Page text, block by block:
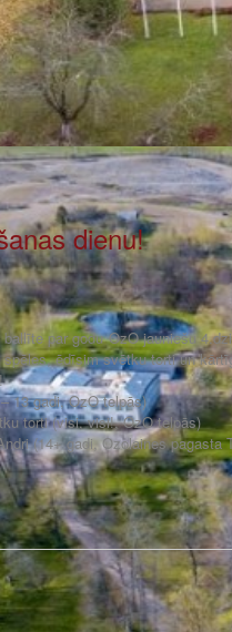
dienu!
par godu OzO jauniešu
ēdīsim svētku torti un
13 gadi, OzO telpās)
torti (visi, visi!, OzO telpās)
(14+ gadi, Ozolaines pagasta